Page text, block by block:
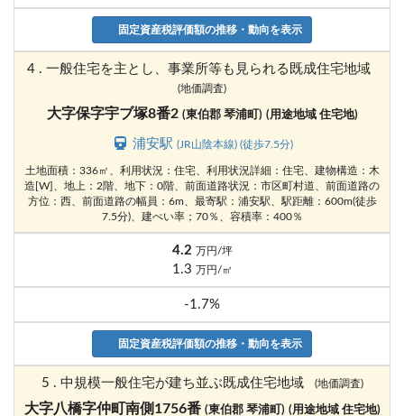
固定資産税評価額の推移・動向を表示
4 . 一般住宅を主とし、事業所等も見られる既成住宅地域
(地価調査)
大字保字宇ブ塚8番2 (東伯郡 琴浦町) (用途地域 住宅地)
浦安駅 (JR山陰本線) (徒歩7.5分)
土地面積：336㎡、利用状況：住宅、利用状況詳細：住宅、建物構造：木
造[W]、地上：2階、地下：0階、前面道路状況：市区町村道、前面道路の
方位：西、前面道路の幅員：6m、最寄駅：浦安駅、駅距離：600m(徒歩
7.5分)、建ぺい率；70％、容積率：400％
4.2 万円/坪
1.3 万円/㎡
-1.7%
固定資産税評価額の推移・動向を表示
5 . 中規模一般住宅が建ち並ぶ既成住宅地域 (地価調査)
大字八橋字仲町南側1756番 (東伯郡 琴浦町) (用途地域 住宅地)